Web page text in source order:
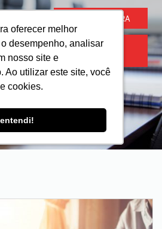
oferecer melhor
desempenho, analisar
nosso site e
Ao utilizar este site, você
cookies.
oferecer melhor
desempenho, analisar
nosso site e
Ao utilizar este site, você
cookies.
COMPRE AGORA
ACESSO
Ifly